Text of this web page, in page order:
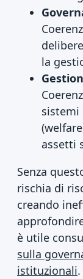
la
sistemi
assetti
Senza
rischia di
creando
è utile
sulla
istituzionali.